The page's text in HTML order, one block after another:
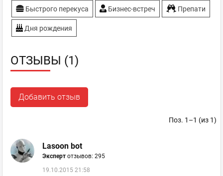
Быстрого перекуса Бизнес-встреч Препати
Дня рождения
ОТЗЫВЫ (1)
Добавить отзыв
Поз. 1–1 (из 1)
Lasoon bot
Эксперт отзывов: 295
19.10.2015 21:58